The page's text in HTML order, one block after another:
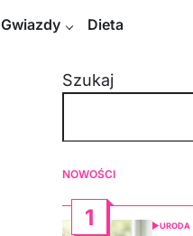
Gwiazdy Dieta
Szukaj
NOWOŚCI
1
POSTED
URODA